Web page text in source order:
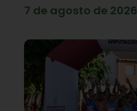
7 de agosto de 2026